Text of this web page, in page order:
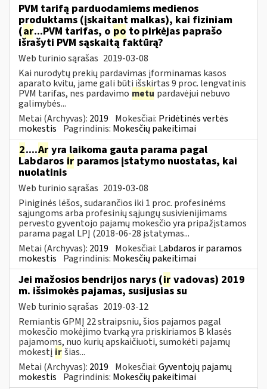
PVM tarifą parduodamiems medienos
produktams (įskaitant malkas), kai fiziniam
(ar...PVM tarifas, o po to pirkėjas paprašo
išrašyti PVM sąskaitą faktūrą?
Web turinio sąrašas 2019-03-08
Kai nurodytų prekių pardavimas įforminamas kasos
aparato kvitu, jame gali būti išskirtas 9 proc. lengvatinis
PVM tarifas, nes pardavimo metu pardavėjui nebuvo
galimybės...
Metai (Archyvas): 2019 Mokesčiai: Pridėtinės vertės
mokestis Pagrindinis: Mokesčių pakeitimai
2....Ar yra laikoma gauta parama pagal
Labdaros ir paramos įstatymo nuostatas, kai
nuolatinis
Web turinio sąrašas 2019-03-08
Piniginės lėšos, sudarančios iki 1 proc. profesinėms
sąjungoms arba profesinių sąjungų susivienijimams
pervesto gyventojo pajamų mokesčio yra pripažįstamos
parama pagal LPĮ (2018-06-28 įstatymas...
Metai (Archyvas): 2019 Mokesčiai: Labdaros ir paramos
mokestis Pagrindinis: Mokesčių pakeitimai
Jei mažosios bendrijos narys (ir vadovas) 2019
m. išsimokės pajamas, susijusias su
Web turinio sąrašas 2019-03-12
Remiantis GPMĮ 22 straipsniu, šios pajamos pagal
mokesčio mokėjimo tvarką yra priskiriamos B klasės
pajamoms, nuo kurių apskaičiuoti, sumokėti pajamų
mokestį iršias...
Metai (Archyvas): 2019 Mokesčiai:Gyventojų pajamų
mokestis Pagrindinis: Mokesčių pakeitimai